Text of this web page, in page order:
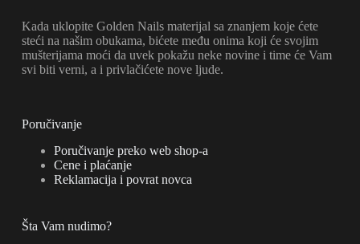
Kada uklopite Golden Nails materijal sa znanjem koje ćete
steći na našim obukama, bićete među onima koji će svojim
mušterijama moći da uvek pokažu neke novine i time će Vam
svi biti verni, a i privlačićete nove ljude.
Poručivanje
Poručivanje preko web shop-a
Cene i plaćanje
Reklamacija i povrat novca
Šta Vam nudimo?